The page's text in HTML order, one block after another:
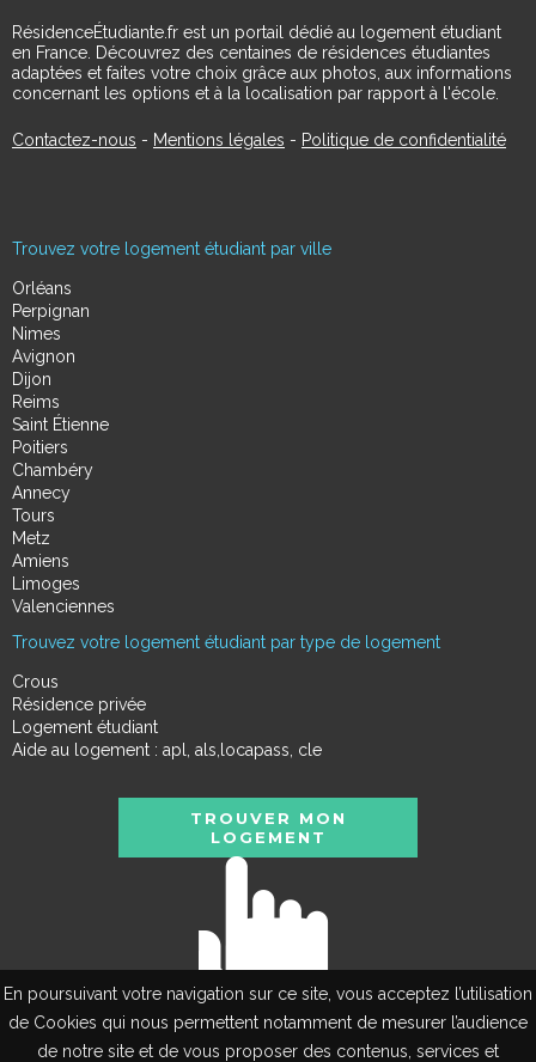
En poursuivant votre navigation sur ce site, vous acceptez l’utilisation
de Cookies qui nous permettent notamment de mesurer l’audience
de notre site et de vous proposer des contenus, services et
RésidenceÉtudiante.fr est un portail dédié au logement étudiant
en France. Découvrez des centaines de résidences étudiantes
adaptées et faites votre choix grâce aux photos, aux informations
concernant les options et à la localisation par rapport à l'école.
Contactez-nous - Mentions légales - Politique de confidentialité
Trouvez votre logement étudiant par ville
Orléans
Perpignan
Nimes
Avignon
Dijon
Reims
Saint Étienne
Poitiers
Chambéry
Annecy
Tours
Metz
Amiens
Limoges
Valenciennes
Trouvez votre logement étudiant par type de logement
Crous
Résidence privée
Logement étudiant
Aide au logement : apl, als,locapass, cle
TROUVER MON
LOGEMENT